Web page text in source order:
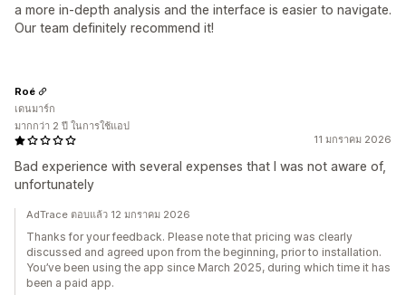
a more in-depth analysis and the interface is easier to navigate.
Our team definitely recommend it!
11 มกราคม 2026
Bad experience with several expenses that I was not aware of,
unfortunately
Roé
เดนมาร์ก
มากกว่า 2 ปี ในการใช้แอป
AdTrace ตอบแล้ว 12 มกราคม 2026
Thanks for your feedback. Please note that pricing was clearly
discussed and agreed upon from the beginning, prior to installation.
You’ve been using the app since March 2025, during which time it has
been a paid app.